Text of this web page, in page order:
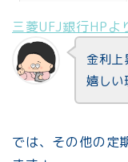
三菱UFJ銀行HPよ
金利
嬉しい
では、その他の定